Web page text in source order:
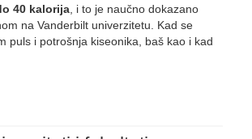
40 kalorija , i to je naučno dokazano
na Vanderbilt univerzitetu. Kad se
puls i potrošnja kiseonika, baš kao i kad